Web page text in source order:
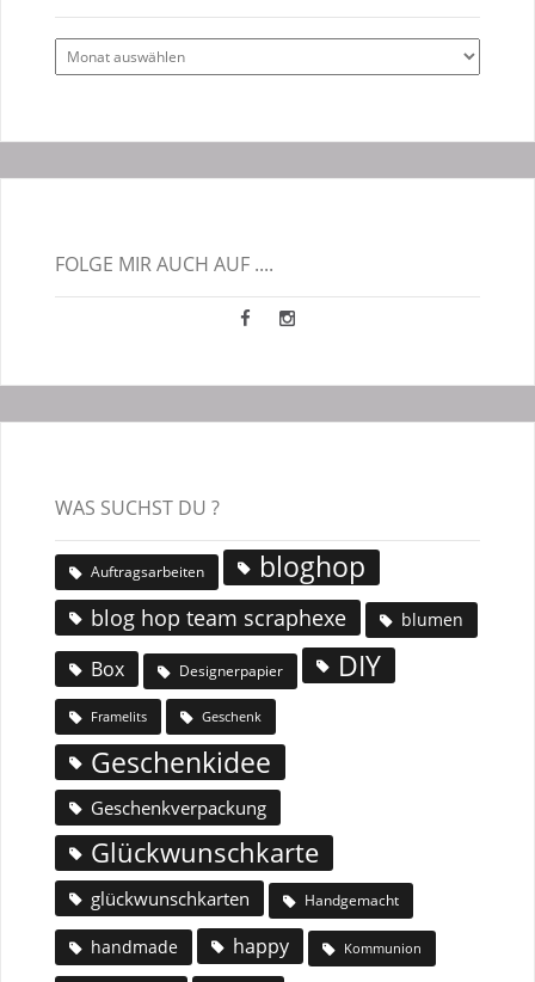
Alle
Blogbeiträge
FOLGE MIR AUCH AUF ....
WAS SUCHST DU ?
Auftragsarbeiten bloghop
blog hop team scraphexe blumen
Box Designerpapier DIY
Framelits Geschenk
Geschenkidee
Geschenkverpackung
Glückwunschkarte
glückwunschkarten Handgemacht
handmade happy Kommunion